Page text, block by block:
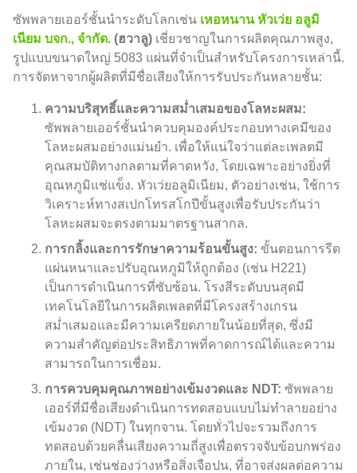
ซัพพลายเออร์ชั้นนำระดับโลกเช่น เหอหนาน หัวเว่ย อลูมิ
เนียม บจก., จํากัด. (ฮวาลู) เชี่ยวชาญในการผลิตคุณภาพสูง,
รูปแบบขนาดใหญ่ 5083 แผ่นที่จำเป็นสำหรับโครงการเหล่านี้.
การจัดหาจากผู้ผลิตที่มีชื่อเสียงให้การรับประกันหลายชั้น:
ความบริสุทธิ์และความสม่ำเสมอของโลหะผสม:
ซัพพลายเออร์ชั้นนำควบคุมองค์ประกอบทางเคมีของ
โลหะผสมอย่างแม่นยำ. เพื่อให้แน่ใจว่าแต่ละเพลตมี
คุณสมบัติทางกลตามที่คาดหวัง, โดยเฉพาะอย่างยิ่งที่
อุณหภูมิแช่แข็ง. หัวเว่ยอลูมิเนียม, ตัวอย่างเช่น, ใช้การ
วิเคราะห์ทางสเปกโทรสโกปีขั้นสูงเพื่อรับประกันว่า
โลหะผสมจะตรงตามมาตรฐานสากล.
การกลิ้งและการรักษาความร้อนขั้นสูง: ขั้นตอนการรีด
แผ่นหนาและปรับอุณหภูมิให้ถูกต้อง (เช่น H221)
เป็นการดำเนินการที่ซับซ้อน. โรงสีระดับบนสุดมี
เทคโนโลยีในการผลิตเพลตที่มีโครงสร้างเกรน
สม่ำเสมอและมีความเครียดภายในน้อยที่สุด, ซึ่งมี
ความสำคัญต่อประสิทธิภาพที่คาดการณ์ได้และความ
สามารถในการเชื่อม.
การควบคุมคุณภาพอย่างเข้มงวดและ NDT: ซัพพลาย
เออร์ที่มีชื่อเสียงดำเนินการทดสอบแบบไม่ทำลายอย่าง
เข้มงวด (NDT) ในทุกจาน. โดยทั่วไปจะรวมถึงการ
ทดสอบด้วยคลื่นเสียงความถี่สูงเพื่อตรวจจับข้อบกพร่อง
ภายใน, เช่นช่องว่างหรือสิ่งเจือปน, ที่อาจส่งผลต่อความ